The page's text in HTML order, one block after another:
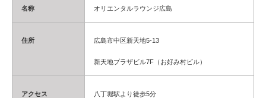
名称 オリエンタルラウンジ広島
住所 広島市中区新天地5-13
新天地プラザビル7F（お好み村ビル）
アクセス 八丁堀駅より徒歩5分